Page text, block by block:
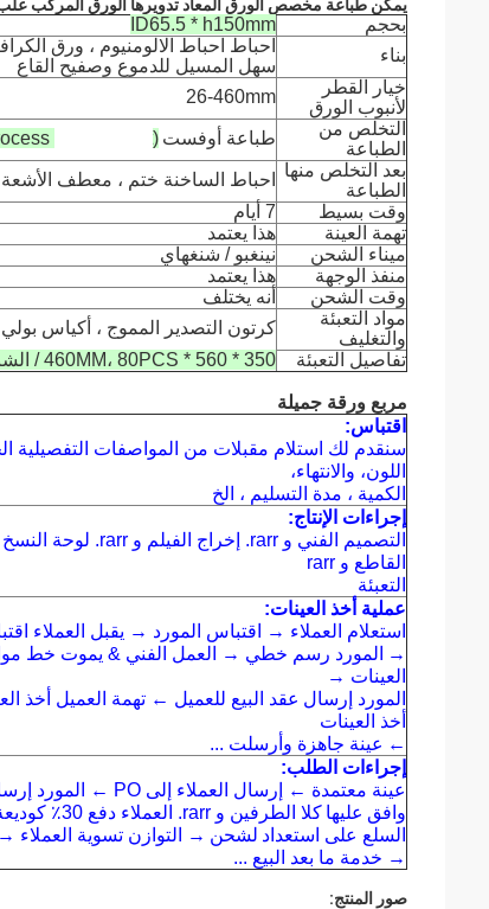
يمكن طباعة مخصص الورق المعاد تدويرها الورق المركب علب
بحجم
ID65.5 * h150mm
بناء
سهل المسيل للدموع وصفيح القاع
خيار القطر
لأنبوب الورق
26-460mm
التخلص من
الطباعة
طباعة أوفست (cmyk process
بعد التخلص منها
الطباعة
احباط الساخنة ختم ، معطف
وقت بسيط
7 أيام
تهمة العينة
هذا يعتمد
ميناء الشحن
نينغبو / شنغهاي
منفذ الوجهة
هذا يعتمد
وقت الشحن
أنه يختلف
مواد التعبئة
والتغليف
كرتون التصدير المموج ، أكياس بولي
تفاصيل التعبئة
350 * 560 * 460MM، 80PCS / الشركة التونسية للملاحة
مربع ورقة جميلة
اقتباس:
سنقدم لك استلام مقبلات من المواصفات التفصيلية
اللون، والانتهاء،
الكمية ، مدة التسليم ، الخ
إجراءات الإنتاج:
القاطع و rarr
التعبئة
عملية أخذ العينات:
استعلام العملاء → اقتباس المورد → يقبل العملاء
→
العينات →
المورد إرسال عقد البيع للعميل ← تهمة العميل أخذ
أخذ العينات
← عينة جاهزة وأرسلت ...
إجراءات الطلب:
عينة معتمدة ← إرسال العملاء إلى PO ← المورد إرسال عقد البيع → عقد البيع والشراء
وافق عليها كلا الطرفين و rarr. العملاء دفع 30٪ كوديعة و rarr
السلع على استعداد لشحن → التوازن تسوية العملاء
→ خدمة ما بعد البيع ...
صور المنتج: